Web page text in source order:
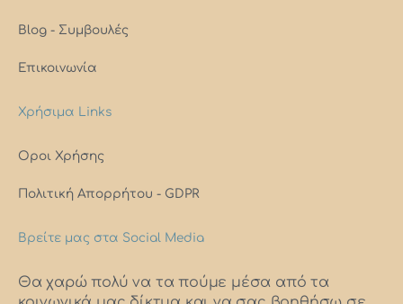
Blog - Συμβουλές
Επικοινωνία
Χρήσιμα Links
Οροι Χρήσης
Πολιτική Απορρήτου - GDPR
Βρείτε μας στα Social Media
Θα χαρώ πολύ να τα πούμε μέσα από τα